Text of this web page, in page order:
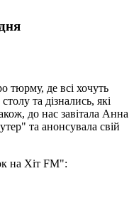
тюрму, де всі хочуть
та дізнались, які
до нас завітала Анна
та анонсувала свій
на Хіт FM":